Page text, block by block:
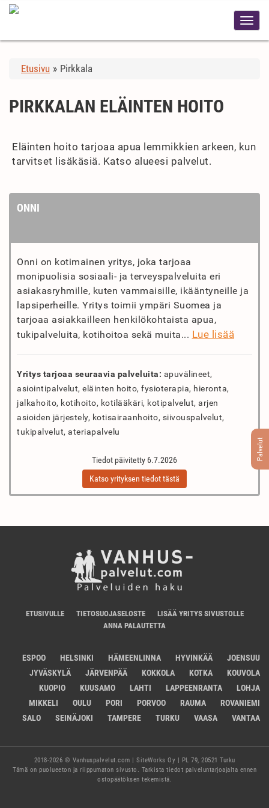
Etusivu » Pirkkala
Palvelut
PIRKKALAN ELÄINTEN HOITO
Eläinten hoito tarjoaa apua lemmikkien arkeen, kun
tarvitset lisäkäsiä. Katso alueesi palvelut.
ONNI
Onni on kotimainen yritys, joka tarjoaa
monipuolisia sosiaali- ja terveyspalveluita eri
asiakasryhmille, kuten vammaisille, ikääntyneille ja
lapsiperheille. Yritys toimii ympäri Suomea ja
tarjoaa asiakkailleen henkilökohtaista apua,
tukipalveluita, kotihoitoa sekä muita... Lue lisää
Yritys tarjoaa seuraavia palveluita: apuvälineet,
asiointipalvelut, eläinten hoito, fysioterapia, hieronta,
jalkahoito, kotihoito, kotilääkäri, kotipalvelut, arjen
asioiden järjestely, kotisairaanhoito, siivouspalvelut,
tukipalvelut, ateriapalvelu
Tiedot päivitetty 6.7.2026
Katso yrityksen tiedot tästä
ETUSIVULLE TIETOSUOJASELOSTE
LISÄÄ YRITYS SIVUSTOLLE
ANNA PALAUTETTA
ESPOO HELSINKI HÄMEENLINNA HYVINKÄÄ
JOENSUU
JYVÄSKYLÄ
JÄRVENPÄÄ KOKKOLA KOTKA
KOUVOLA
KUOPIO
KUUSAMO LAHTI LAPPEENRANTA
LOHJA
MIKKELI
OULU PORI PORVOO RAUMA
ROVANIEMI
SALO
SEINÄJOKI TAMPERE TURKU VAASA VANTAA
2018-2026 © Vanhuspalvelut.com | SiteWorks Oy | PL 79, 20521 Turku
Tämä on puolueeton ja riippumaton sivusto. Tarkista tiedot palveluntarjoajalta ennen
ostopäätöksen tekemistä.